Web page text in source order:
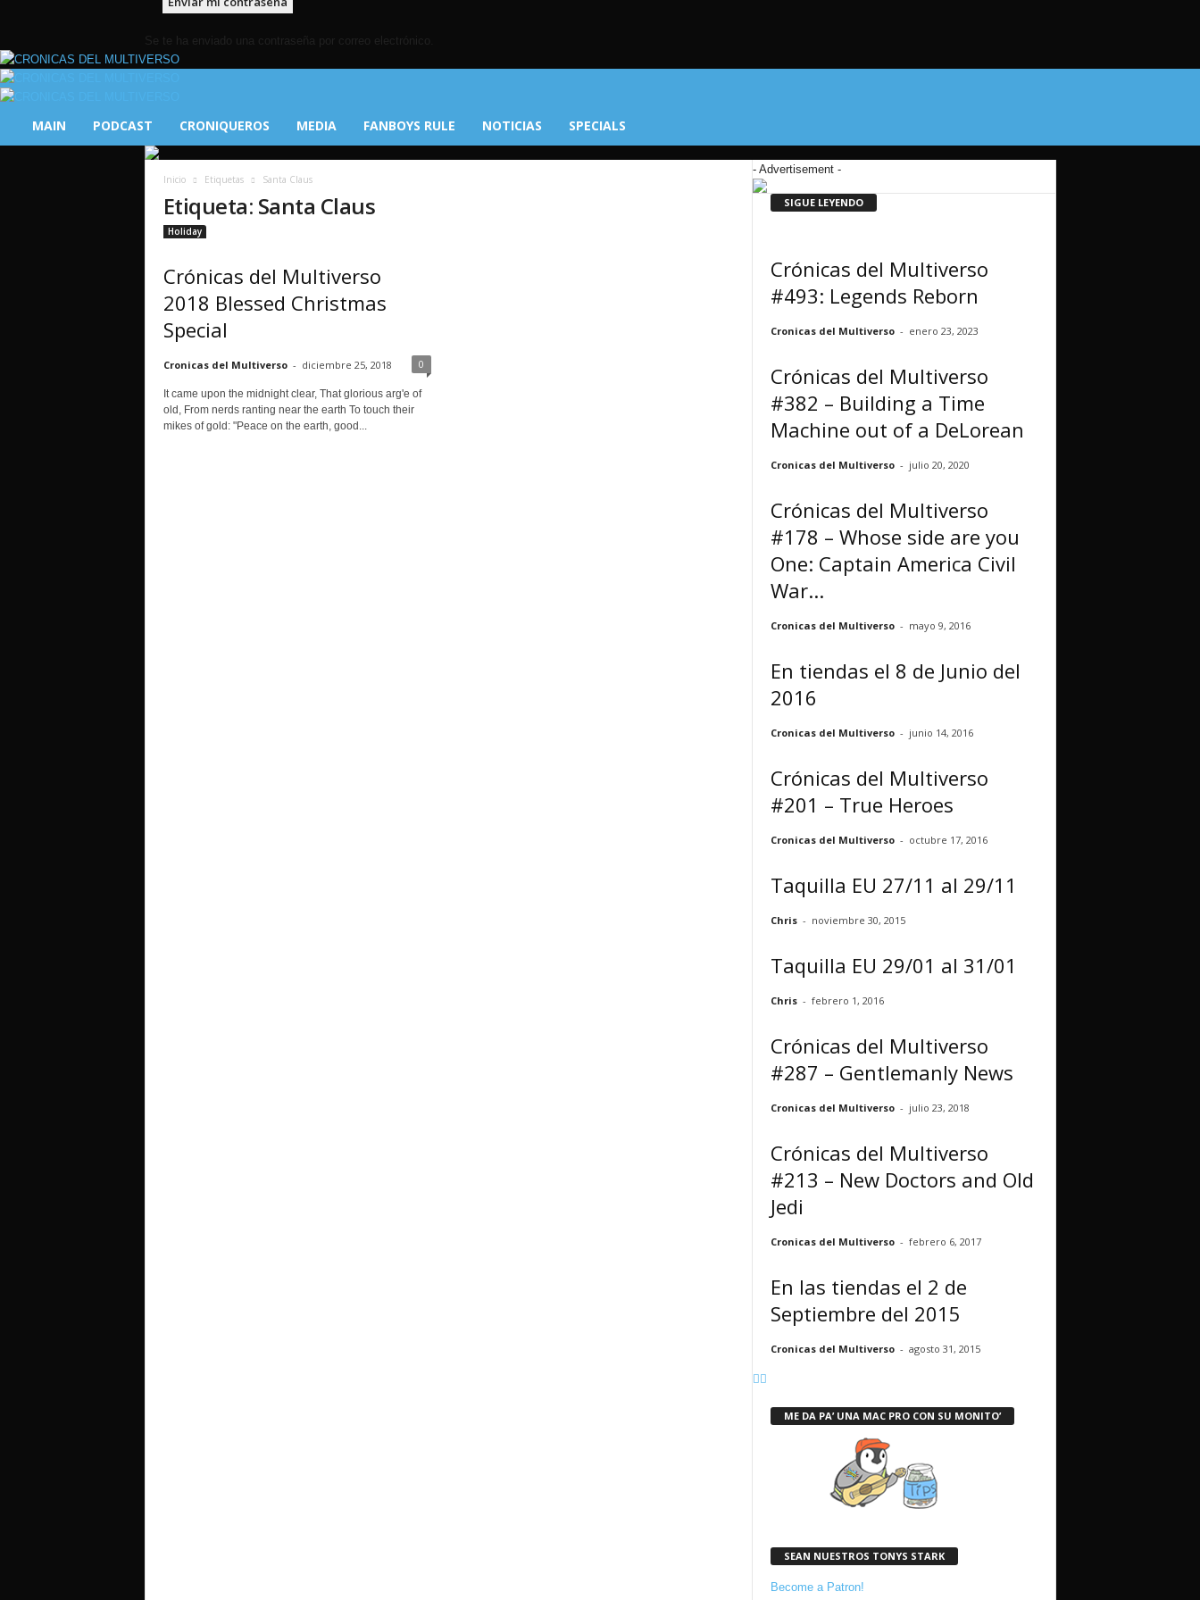
Se te ha enviado una contraseña por correo electrónico.
C
r
MAIN PODCAST CRONIQUEROS MEDIA FANBOYS RULE NOTICIAS SPECIALS
Inicio Etiquetas Santa Claus
Etiqueta: Santa Claus
Holiday
Crónicas del Multiverso
2018 Blessed Christmas
Special
Cronicas del Multiverso - diciembre 25, 2018 0
It came upon the midnight clear, That glorious arg'e of
old, From nerds ranting near the earth To touch their
mikes of gold: "Peace on the earth, good...
- Advertisement -
SIGUE LEYENDO
Crónicas del Multiverso
#493: Legends Reborn
Cronicas del Multiverso - enero 23, 2023
Crónicas del Multiverso
#382 – Building a Time
Machine out of a DeLorean
Cronicas del Multiverso - julio 20, 2020
Crónicas del Multiverso
#178 – Whose side are you
One: Captain America Civil
War...
Cronicas del Multiverso - mayo 9, 2016
En tiendas el 8 de Junio del
2016
Cronicas del Multiverso - junio 14, 2016
Crónicas del Multiverso
#201 – True Heroes
Cronicas del Multiverso - octubre 17, 2016
Taquilla EU 27/11 al 29/11
Chris - noviembre 30, 2015
Taquilla EU 29/01 al 31/01
Chris - febrero 1, 2016
Crónicas del Multiverso
#287 – Gentlemanly News
Cronicas del Multiverso - julio 23, 2018
Crónicas del Multiverso
#213 – New Doctors and Old
Jedi
Cronicas del Multiverso - febrero 6, 2017
En las tiendas el 2 de
Septiembre del 2015
Cronicas del Multiverso - agosto 31, 2015
ME DA PA’ UNA MAC PRO CON SU MONITO’
SEAN NUESTROS TONYS STARK
Become a Patron!